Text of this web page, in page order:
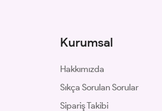
Kurumsal
Hakkımızda
Sıkça Sorulan Sorular
Sipariş Takibi